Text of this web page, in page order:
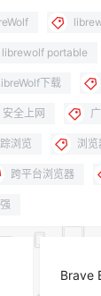
librewolf portable
下载
安全上网
浏览 浏览
跨平台浏览器
Brave